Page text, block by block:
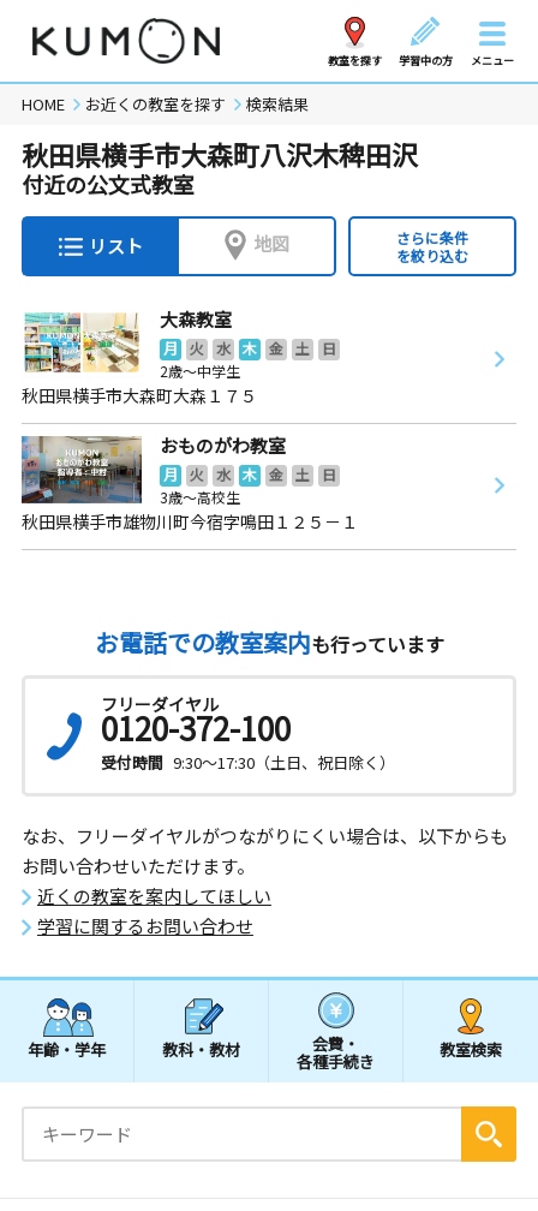
教室を探す 学習中の方 メニュー
HOME お近くの教室を探す 検索結果
秋田県横手市大森町八沢木稗田沢
付近の公文式教室
リスト 地図
さらに条件
を絞り込む
大森教室
月 火 水 木 金 土
日
2歳～中学生
秋田県横手市大森町大森１７５
おものがわ教室
月 火 水 木 金 土
日
3歳～高校生
秋田県横手市雄物川町今宿字鳴田１２５－１
お電話での教室案内も行っています
フリーダイヤル
0120-372-100
受付時間 9:30～17:30（土日、祝日除く）
なお、フリーダイヤルがつながりにくい場合は、以下からも
お問い合わせいただけます。
近くの教室を案内してほしい
学習に関するお問い合わせ
年齢・学年 教科・教材 会費・
各種手続き
教室検索